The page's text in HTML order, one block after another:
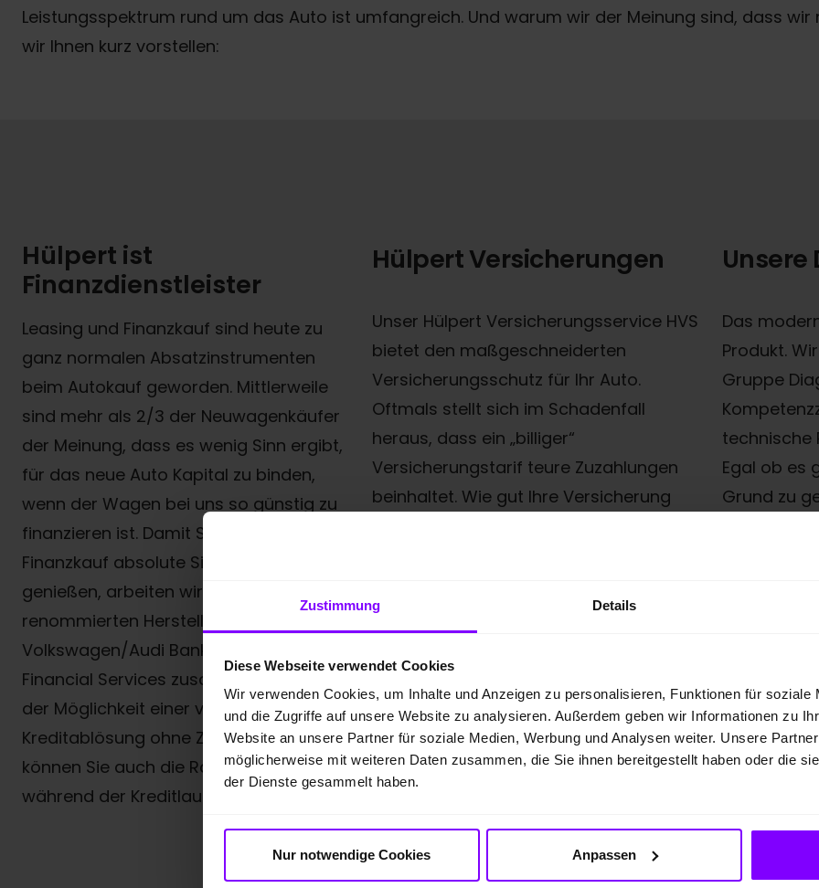
Zustimmung Details
Diese Webseite verwendet Cookies
Wir verwenden Cookies, um Inhalte und Anzeigen zu personalisieren, Funktionen für soziale
und die Zugriffe auf unsere Website zu analysieren. Außerdem geben wir Informationen zu
Website an unsere Partner für soziale Medien, Werbung und Analysen weiter. Unsere
möglicherweise mit weiteren Daten zusammen, die Sie ihnen bereitgestellt haben oder die
der Dienste gesammelt haben.
Nur notwendige Cookies Anpassen
Leistungsspektrum rund um das Auto ist umfangreich. Und warum wir der Meinung sind, dass
wir Ihnen kurz vorstellen:
Hülpert ist
Finanzdienstleister
Leasing und Finanzkauf sind heute zu
ganz normalen Absatzinstrumenten
beim Autokauf geworden. Mittlerweile
sind mehr als 2/3 der Neuwagenkäufer
der Meinung, dass es wenig Sinn ergibt,
für das neue Auto Kapital zu binden,
wenn der Wagen bei uns so günstig zu
finanzieren ist. Damit Sie beim
Finanzkauf absolute Sicherheit
genießen, arbeiten wir nur mit den
renommierten Herstellerbanken
Volkswagen/Audi Bank und Porsche
Financial Services zusammen. Neben
der Möglichkeit einer vorzeitigen
Kreditablösung ohne Zinsnachteil
können Sie auch die Ratenhöhe
während der Kreditlaufzeit variieren.
Hülpert Versicherungen
Unser Hülpert Versicherungsservice HVS
bietet den maßgeschneiderten
Versicherungsschutz für Ihr Auto.
Oftmals stellt sich im Schadenfall
heraus, dass ein „billiger“
Versicherungstarif teure Zuzahlungen
beinhaltet. Wie gut Ihre Versicherung
bekommen Sie alles aus einer
nur sofort für Sie da – wir wickeln Ihre
Schäden auch zügig für Sie ab, und das
ohne Abzüge oder Einbußen bei der
Reparaturqualität.
Unsere
Das
Produkt.
Gruppe
technische
Egal ob es
Grund zu
Elektronik
technische